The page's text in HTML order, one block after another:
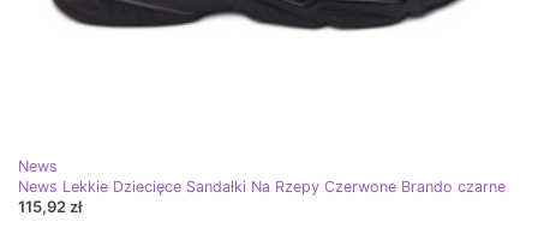
News
News Lekkie Dziecięce Sandałki Na Rzepy Czerwone Brando czarne
115,92 zł